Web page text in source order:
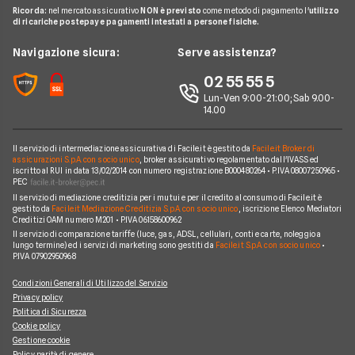
News
Redazione
Ufficio Stampa
Servizio Clienti
Reclami
Mappa del sito
Facile.it Corporate
Facile.it Club
Lavora in Facile.it We're hiring!
Noleggio lungo termine auto elettriche
Noleggio lungo termine veicoli commerciali
Citroen
Jeep
Cupra
Scoprile tutte
FIAT TOPOLINO
LEAPMOTOR B10 reev
AUDI SQ8
FORD Tourneo Courier
BMW Serie 3 SW
AUDI A3 Sportback
MINI Cooper
Scoprile tutte le offerte
Glossario
Arval
Ayvens
UnipolRental
Tutte le compagnie
Ricorda: nel mercato assicurativo NON è previsto come metodo di pagamento l'utilizzo
di ricariche postepay e pagamenti intestati a persone fisiche.
Navigazione sicura: Serve assistenza?
02 55 55 5
Lun-Ven 9:00-21:00; Sab 9.00-
14.00
Il servizio di intermediazione assicurativa di Facile.it è gestito da Facile.it Broker di
assicurazioni S.p.A. con socio unico, broker assicurativo regolamentato dall'IVASS ed
iscritto al RUI in data 13/02/2014 con numero registrazione B000480264 • P.IVA 08007250965 •
PEC
Il servizio di mediazione creditizia per i mutui e per il credito al consumo di Facile.it è
gestito da Facile.it Mediazione Creditizia S.p.A. con socio unico , iscrizione Elenco Mediatori
Creditizi OAM numero M201 • P.IVA 06158600962
Il servizio di comparazione tariffe (luce, gas, ADSL, cellulari, conti e carte, noleggio a
lungo termine) ed i servizi di marketing sono gestiti da Facile.it S.p.A. con socio unico•
P.IVA 07902950968
Condizioni Generali di Utilizzo del Servizio
Privacy policy
Politica di Sicurezza
Cookie policy
Gestione cookie